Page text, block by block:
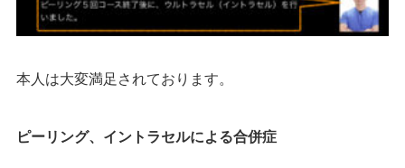
本人は大変満足されております。
ピーリング、イントラセルによる合併症